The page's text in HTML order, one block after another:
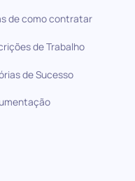
de como contratar
de Trabalho
de Sucesso